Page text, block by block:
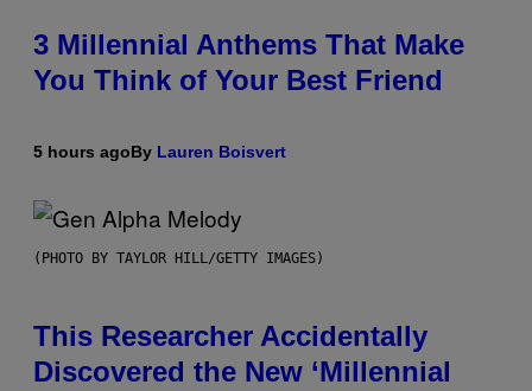
3 Millennial Anthems That Make
You Think of Your Best Friend
5 hours agoBy Lauren Boisvert
(PHOTO BY TAYLOR HILL/GETTY IMAGES)
This Researcher Accidentally
Discovered the New ‘Millennial